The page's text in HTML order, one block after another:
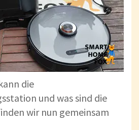
die
und was sind die
wir nun gemeinsam